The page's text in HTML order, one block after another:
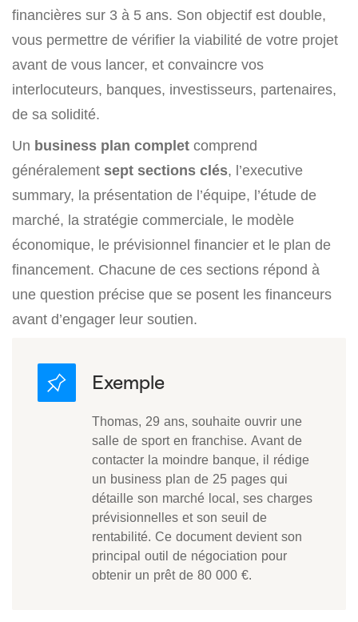
financières sur 3 à 5 ans. Son objectif est double,
vous permettre de vérifier la viabilité de votre projet
avant de vous lancer, et convaincre vos
interlocuteurs, banques, investisseurs, partenaires,
de sa solidité.
Un business plan complet comprend
généralement sept sections clés, l’executive
summary, la présentation de l’équipe, l’étude de
marché, la stratégie commerciale, le modèle
économique, le prévisionnel financier et le plan de
financement. Chacune de ces sections répond à
une question précise que se posent les financeurs
avant d’engager leur soutien.
Thomas, 29 ans, souhaite ouvrir une
salle de sport en franchise. Avant de
contacter la moindre banque, il rédige
un business plan de 25 pages qui
détaille son marché local, ses charges
prévisionnelles et son seuil de
rentabilité. Ce document devient son
principal outil de négociation pour
obtenir un prêt de 80 000 €.